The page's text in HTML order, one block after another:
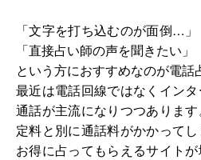
「文字を打ち込むのが面倒…
「直接占い師の声を聞きたい」
という方におすすめなのが電話
最近は電話回線ではなくイン
通話が主流になりつつありま
定料と別に通話料がかかってし
お得に占ってもらえるサイト